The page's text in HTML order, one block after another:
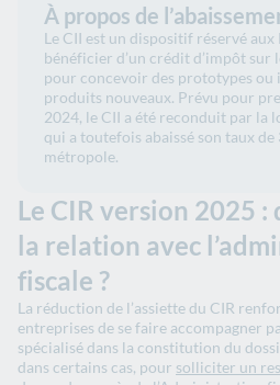
À propos de
Le CII est un dispositif réservé
bénéficier d’un crédit d’impôt sur
pour concevoir des prototypes ou
produits nouveaux. Prévu pour
2024, le CII a été reconduit par la
qui a toutefois abaissé son taux de
métropole.
Le CIR version 2025
la relation avec
fiscale ?
La réduction de l’assiette du CIR
entreprises de se faire accompagner
spécialisé dans la constitution du
dans certains cas, pour solliciter un